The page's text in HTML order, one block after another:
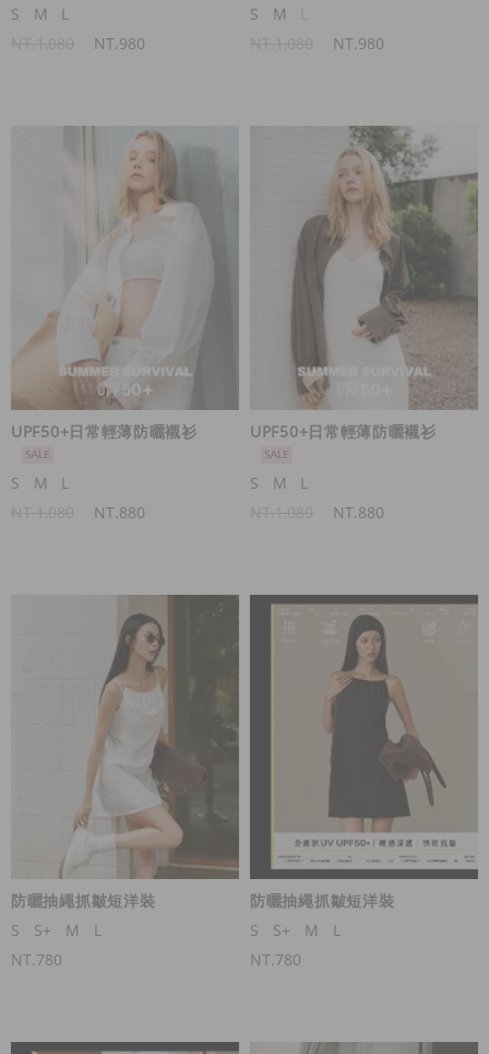
S M
L
NT.980
S M
NT.980
UPF50+日常輕薄防曬襯衫
S M
L
NT.880
UPF50+日常輕薄防曬襯衫
S M
L
NT.880
防曬抽繩抓皺短洋裝
S
S+ M
L
NT.780
防曬抽繩抓皺短洋裝
S
S+ M
L
NT.780